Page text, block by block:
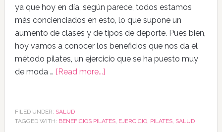
ya que hoy en día, según parece, todos estamos
más concienciados en esto, lo que supone un
aumento de clases y de tipos de deporte. Pues bien,
hoy vamos a conocer los beneficios que nos da el
método pilates, un ejercicio que se ha puesto muy
de moda … [Read more...]
FILED UNDER: SALUD
TAGGED WITH: BENEFICIOS PILATES, EJERCICIO, PILATES, SALUD